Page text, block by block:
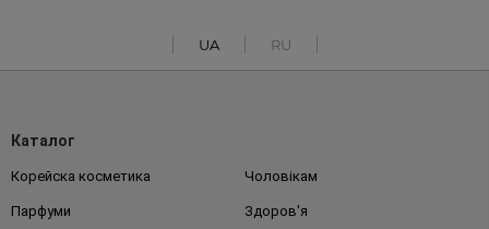
UA RU
Каталог
Корейска косметика Чоловікам
Парфуми Здоров'я